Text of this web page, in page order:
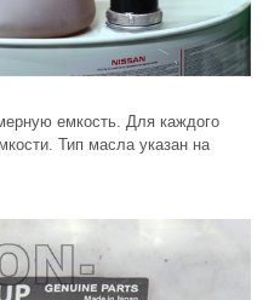
емкость. Для каждого
Тип масла указан на